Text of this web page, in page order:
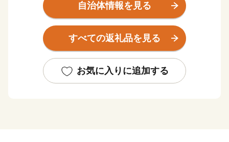
自治体情報を見る
すべての返礼品を見る
お気に入りに追加する